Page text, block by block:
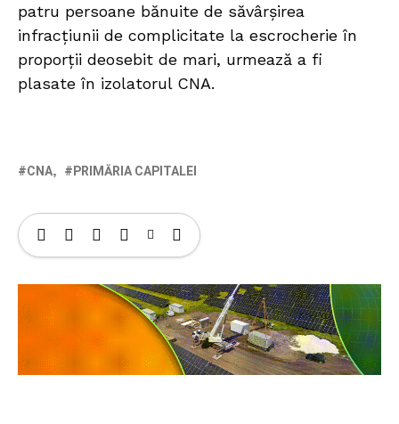
patru persoane bănuite de săvârșirea
infracțiunii de complicitate la escrocherie în
proporții deosebit de mari, urmează a fi
plasate în izolatorul CNA.
CNA PRIMĂRIA CAPITALEI